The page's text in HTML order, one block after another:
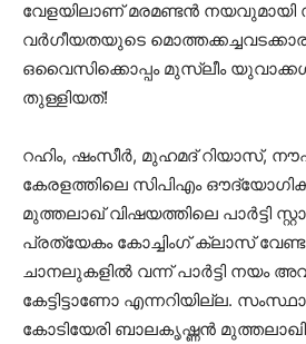
വേളയിലാണ് മരമണ്ടന്‍ നയവുമായി
വര്‍ഗീയതയുടെ
ഒവൈസിക്കൊപ്പം മുസ്ലീം
തുള്ളിയത്!
റഹിം, ഷംസീര്‍, മുഹമദ് റിയാസ്,
കേരളത്തിലെ സിപിഎം
മുത്തലാഖ് വിഷയത്തിലെ പാര്‍ട്ടി
പ്രത്യേകം കോച്ചിംഗ് ക്ലാസ്
ചാനലുകളില്‍ വന്ന് പാര്‍ട്ടി നയം
കേട്ടിട്ടാണോ എന്നറിയില്ല.
കോടിയേരി ബാലകൃഷ്ണന്‍